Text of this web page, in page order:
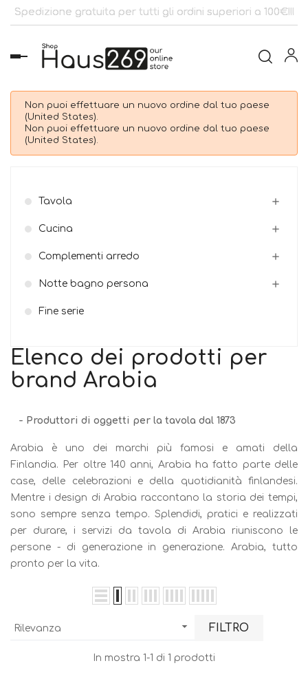
Spedizione gratuita per tutti gli ordini superiori a 100€!!!
navigazione
Non puoi effettuare un nuovo ordine dal tuo paese
(United States).
Non puoi effettuare un nuovo ordine dal tuo paese
(United States).
Tavola 
Cucina 
Complementi arredo 
Notte bagno persona 
Fine serie
Elenco dei prodotti per
brand Arabia
- Produttori di oggetti per la tavola dal 1873
Arabia è uno dei marchi più famosi e amati della
Finlandia. Per oltre 140 anni, Arabia ha fatto parte delle
case, delle celebrazioni e della quotidianità finlandesi.
Mentre i design di Arabia raccontano la storia dei tempi,
sono sempre senza tempo. Splendidi, pratici e realizzati
per durare, i servizi da tavola di Arabia riuniscono le
persone - di generazione in generazione. Arabia, tutto
pronto per la vita.
Rilevanza  FILTRO
In mostra 1-1 di 1 prodotti